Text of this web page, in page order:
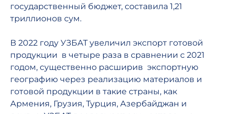
государственный бюджет, составила 1,21
триллионов сум.
В 2022 году УЗБАТ увеличил экспорт готовой
продукции в четыре раза в сравнении с 2021
годом, существенно расширив экспортную
географию через реализацию материалов и
готовой продукции в такие страны, как
Армения, Грузия, Турция, Азербайджан и